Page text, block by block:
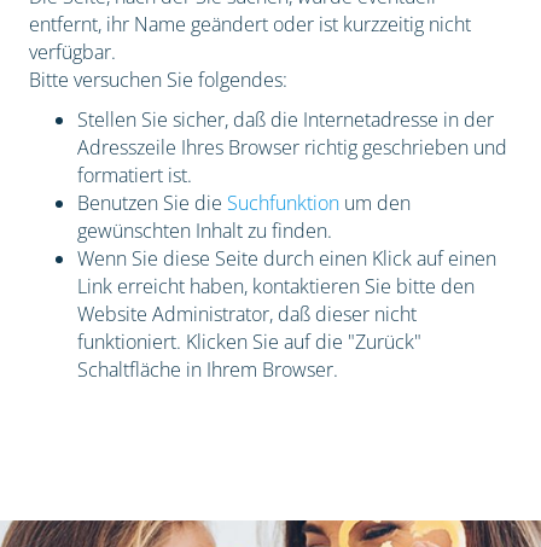
entfernt, ihr Name geändert oder ist kurzzeitig nicht
verfügbar.
Bitte versuchen Sie folgendes:
Stellen Sie sicher, daß die Internetadresse in der
Adresszeile Ihres Browser richtig geschrieben und
formatiert ist.
Benutzen Sie die Suchfunktionum den
gewünschten Inhalt zu finden.
Wenn Sie diese Seite durch einen Klick auf einen
Link erreicht haben, kontaktieren Sie bitte den
Website Administrator, daß dieser nicht
funktioniert. Klicken Sie auf die "Zurück"
Schaltfläche in Ihrem Browser.